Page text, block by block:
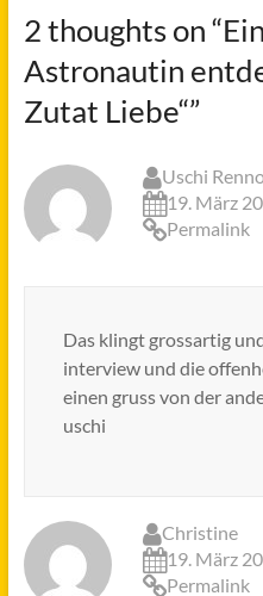
2 thoughts on “
Astronautin
Zutat Liebe“”
Uschi
19. März
Permalink
Das klingt grossartig
interview und die
einen gruss von der
uschi
Christine
19. März
Permalink